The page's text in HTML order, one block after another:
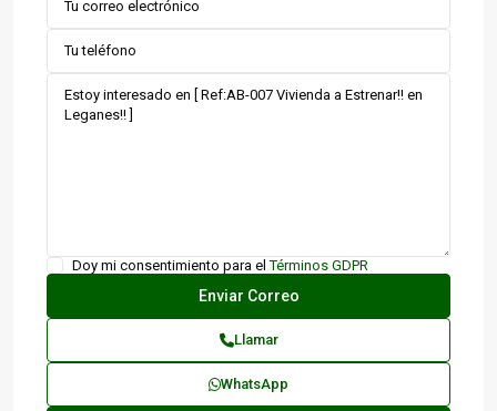
Doy mi consentimiento para elTérminos GDPR
Llamar
WhatsApp